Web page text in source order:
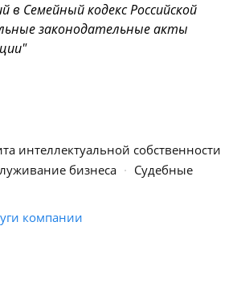
в Семейный кодекс Российской
законодательные акты
интеллектуальной собственности
бизнеса
Судебные
компании